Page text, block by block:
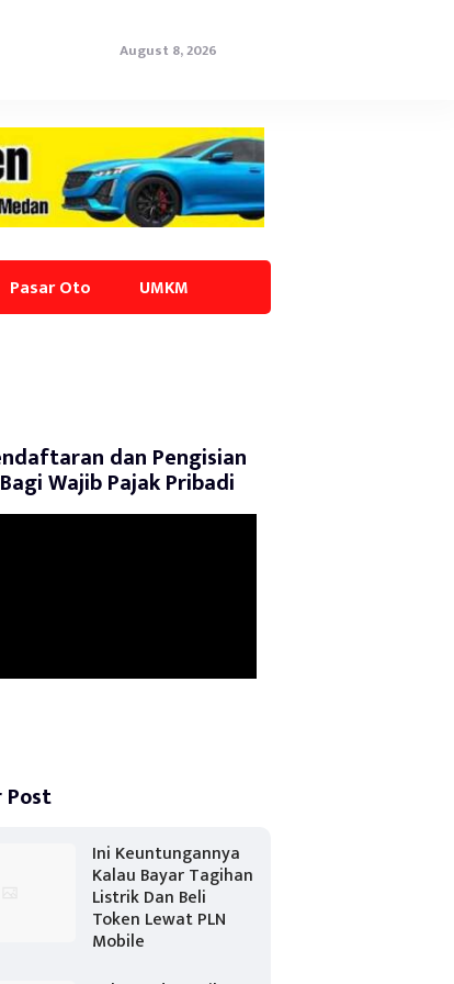
August 8, 2026
Pasar Oto UMKM
dan Pengisian
Wajib Pajak Pribadi
Post
Ini Keuntungannya
Kalau Bayar Tagihan
Listrik Dan Beli
Token Lewat PLN
Mobile